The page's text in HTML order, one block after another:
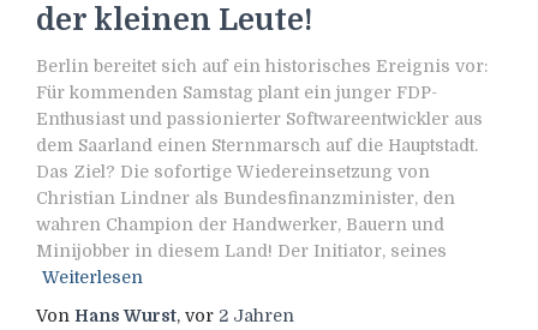
der kleinen Leute!
Berlin bereitet sich auf ein historisches Ereignis vor:
Für kommenden Samstag plant ein junger FDP-
Enthusiast und passionierter Softwareentwickler aus
dem Saarland einen Sternmarsch auf die Hauptstadt.
Das Ziel? Die sofortige Wiedereinsetzung von
Christian Lindner als Bundesfinanzminister, den
wahren Champion der Handwerker, Bauern und
Minijobber in diesem Land! Der Initiator, seines
Weiterlesen
Von Hans Wurst, vor 2 Jahren